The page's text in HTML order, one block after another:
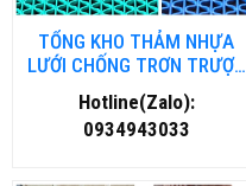
TỔNG KHO THẢM NHỰA
LƯỚI CHỐNG TRƠN TRƯỢT
TẠI HÀ NỘI
Hotline(Zalo):
0934943033